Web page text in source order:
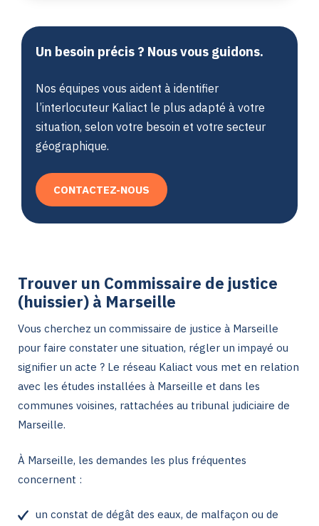
Un besoin précis ? Nous vous guidons.
Nos équipes vous aident à identifier
l’interlocuteur Kaliact le plus adapté à votre
situation, selon votre besoin et votre secteur
géographique.
CONTACTEZ-NOUS
Trouver un Commissaire de justice
(huissier) à Marseille
Vous cherchez un commissaire de justice à Marseille
pour faire constater une situation, régler un impayé ou
signifier un acte ? Le réseau Kaliact vous met en relation
avec les études installées à Marseille et dans les
communes voisines, rattachées au tribunal judiciaire de
Marseille.
À Marseille, les demandes les plus fréquentes
concernent :
un constat de dégât des eaux, de malfaçon ou de